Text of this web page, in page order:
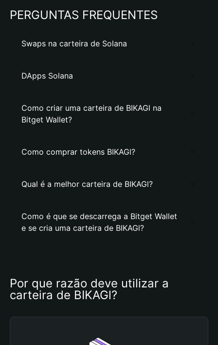
PERGUNTAS FREQUENTES
Swaps na carteira de Solana
DApps Solana
Como criar uma carteira de BIKAGl na
Bitget Wallet?
Como comprar tokens BIKAGl?
Qual é a melhor carteira de BIKAGl?
Como é que se descarrega a Bitget Wallet
e se cria uma carteira de BIKAGl?
Por que razão deve utilizar a
carteira de BIKAGl?